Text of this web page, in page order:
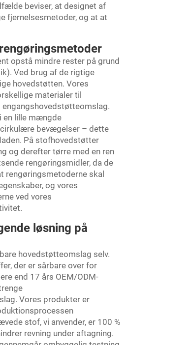
beviser, at designet af
fjernelsesmetoder, og at at
opstå mindre rester på grund
Ved brug af de rigtige
hovedstøtten. Vores
materialer til
en lille mængde
bevægelser – dette
På stofhovedstøtter
og derefter tørre med en ren
rengøringsmidler, da de
rengøringsmetoderne skal
og vores
ved vores
løsning på
hovedstøtteomslag selv.
der er sårbare over for
end 17 års OEM/ODM-
Vores produkter er
stof, vi anvender, er 100 %
revning under aftagning.